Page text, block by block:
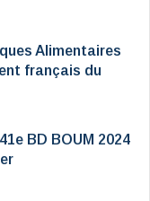
Alimentaires
français du
BD BOUM 2024